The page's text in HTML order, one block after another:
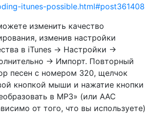
itunes-possible.html#post361408
изменить качество
изменив настройки
в iTunes -> Настройки ->
-> Импорт. Повторный
песен с номером 320, щелчок
кнопкой мыши и нажатие кнопки
в MP3» (или AAC
от того, что вы используете)